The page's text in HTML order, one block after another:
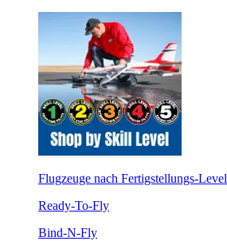
Flugzeuge nach Fertigstellungs-Level
Ready-To-Fly
Bind-N-Fly